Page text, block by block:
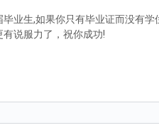
业生,如果你只有毕业证而没有
说服力了，祝你成功!